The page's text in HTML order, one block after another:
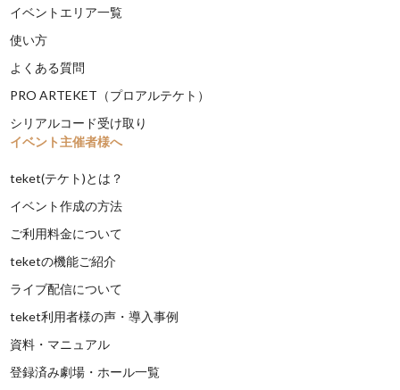
イベントエリア一覧
使い方
よくある質問
PRO ARTEKET（プロアルテケト）
シリアルコード受け取り
イベント主催者様へ
teket(テケト)とは？
イベント作成の方法
ご利用料金について
teketの機能ご紹介
ライブ配信について
teket利用者様の声・導入事例
資料・マニュアル
登録済み劇場・ホール一覧